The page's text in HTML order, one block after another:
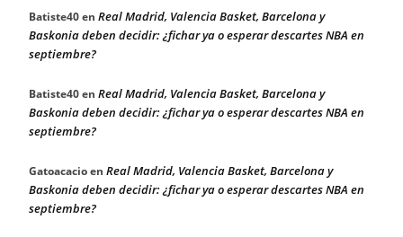
Batiste40en Real Madrid, Valencia Basket, Barcelona y
Baskonia deben decidir: ¿fichar ya o esperar descartes NBA en
septiembre?
Batiste40en Real Madrid, Valencia Basket, Barcelona y
Baskonia deben decidir: ¿fichar ya o esperar descartes NBA en
septiembre?
Gatoacacioen Real Madrid, Valencia Basket, Barcelona y
Baskonia deben decidir: ¿fichar ya o esperar descartes NBA en
septiembre?